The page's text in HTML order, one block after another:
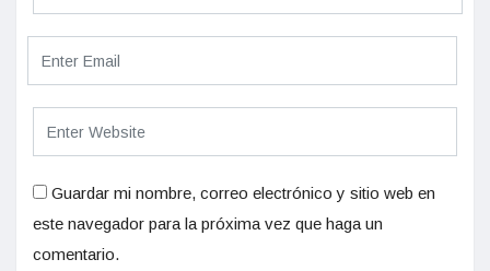
Guardar mi nombre, correo electrónico y sitio web en
este navegador para la próxima vez que haga un
comentario.